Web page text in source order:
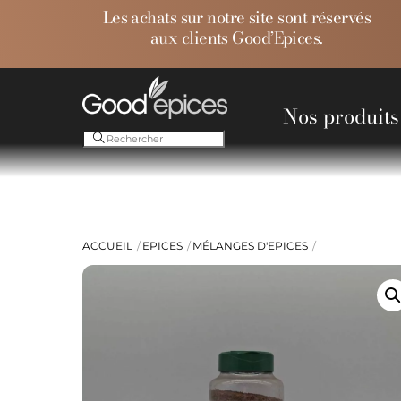
Les achats sur notre site sont réservés
aux clients Good’Epices.
Nos produits
ACCUEIL EPICES MÉLANGES D'EPICES